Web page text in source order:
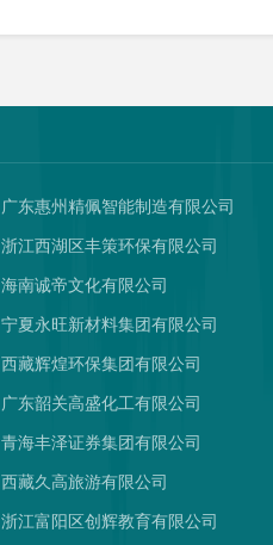
广东惠州精佩智能制造有限公司
浙江西湖区丰策环保有限公司
海南诚帝文化有限公司
宁夏永旺新材料集团有限公司
西藏辉煌环保集团有限公司
广东韶关高盛化工有限公司
青海丰泽证券集团有限公司
西藏久高旅游有限公司
浙江富阳区创辉教育有限公司